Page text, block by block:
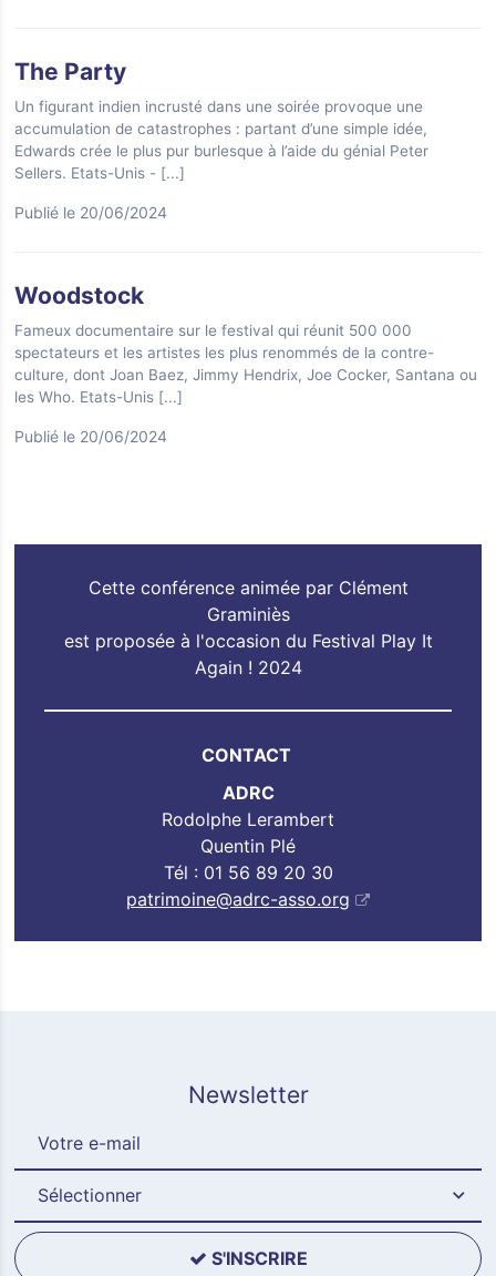
The Party
Un figurant indien incrusté dans une soirée provoque une
accumulation de catastrophes : partant d’une simple idée,
Edwards crée le plus pur burlesque à l’aide du génial Peter
Sellers. Etats-Unis - [...]
Publié le 20/06/2024
Woodstock
Fameux documentaire sur le festival qui réunit 500 000
spectateurs et les artistes les plus renommés de la contre-
culture, dont Joan Baez, Jimmy Hendrix, Joe Cocker, Santana ou
les Who. Etats-Unis [...]
Publié le 20/06/2024
Cette conférence animée par Clément
Graminiès
est proposée à l'occasion du Festival Play It
Again ! 2024
CONTACT
ADRC
Rodolphe Lerambert
Quentin Plé
Tél : 01 56 89 20 30
patrimoine@adrc-asso.org
Newsletter
Sélectionner
S'INSCRIRE